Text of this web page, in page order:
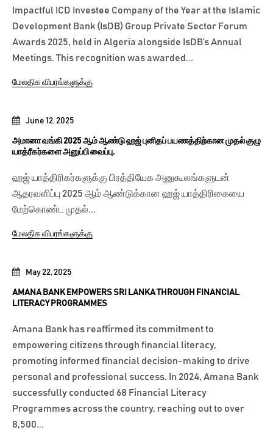
May 22, 2025
AMANA BANK EMPOWERS SRI LANKA THROUGH FINANCIAL
LITERACY PROGRAMMES
Amana Bank has reaffirmed its commitment to
empowering citizens through financial literacy,
promoting informed financial decision-making to drive
personal and professional success. In 2024, Amana Bank
successfully conducted 68 Financial Literacy
Programmes across the country, reaching out to over
8,500...
June 12, 2025
அமானா வங்கி 2025 ஆம் ஆண்டு ஹஜ் புனிதப் பயணத்திற்கான முதல் குழு
யாத்ரீகர்களை அனுப்பி வைப்பு.
ஹஜ் யாத்திரிகர்களுக்கு பிரத்தியேக அனுகூலங்களுடன்
ஆதரவளிப்பு 2025 ஆம் ஆண்டுக்கான ஹஜ் யாத்திரிகையை
மேற்கொண்ட முதல்...
மேலதிக விபரங்களுக்கு
Impactful ICD Investee Company of the Year at the Islamic
Development Bank (IsDB) Group Private Sector Forum
Awards 2025, held in Algeria alongside IsDB’s Annual
Meetings. This recognition was awarded...
மேலதிக விபரங்களுக்கு